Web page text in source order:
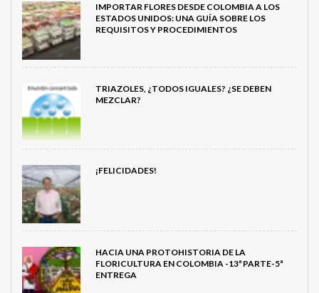
IMPORTAR FLORES DESDE COLOMBIA A LOS
ESTADOS UNIDOS: UNA GUÍA SOBRE LOS
REQUISITOS Y PROCEDIMIENTOS
TRIAZOLES, ¿TODOS IGUALES? ¿SE DEBEN
MEZCLAR?
¡FELICIDADES!
HACIA UNA PROTOHISTORIA DE LA
FLORICULTURA EN COLOMBIA -13ª PARTE-5ª
ENTREGA